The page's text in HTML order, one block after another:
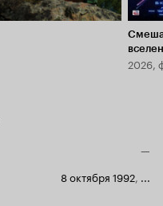
2026,
—
8 октября 1992